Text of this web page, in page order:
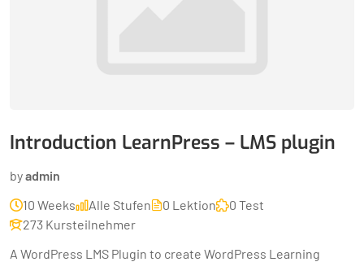
Introduction LearnPress – LMS plugin
byadmin
10 Weeks
Alle Stufen 0 Lektion
0 Test
273 Kursteilnehmer
A WordPress LMS Plugin to create WordPress Learning